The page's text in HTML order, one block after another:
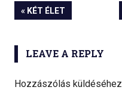
Bejegyzés
navigáció
« KÉT ÉLET
LEAVE A REPLY
Hozzászólás küldéséhez